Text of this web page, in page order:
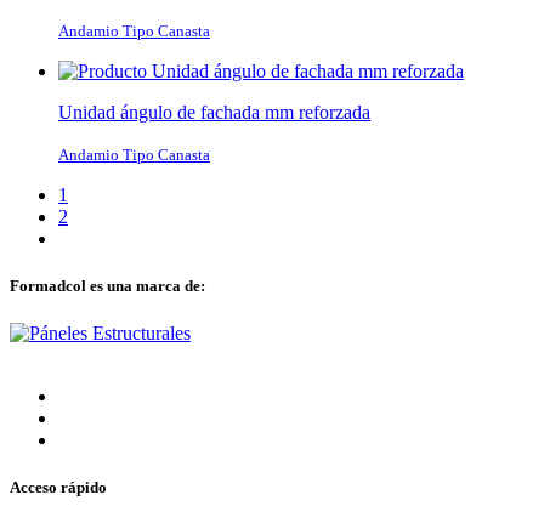
Andamio Tipo Canasta
Unidad ángulo de fachada mm reforzada
Andamio Tipo Canasta
1
2
Formadcol es una marca de:
Acceso rápido